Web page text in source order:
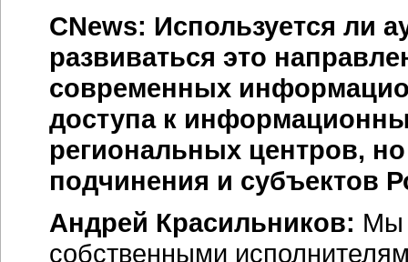
CNews: Используется ли
развиваться это
современных
доступа к
региональных центров,
подчинения и субъектов
Андрей Красильников: Мы
собственными